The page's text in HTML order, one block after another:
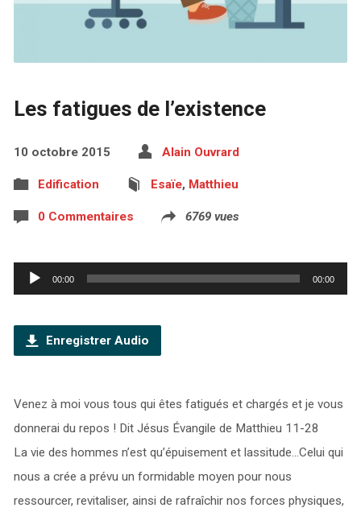
Les fatigues de l’existence
10 octobre 2015 Alain Ouvrard
Edification Esaïe, Matthieu
0 Commentaires 6769 vues
Lecteur
audio
00:00 00:00
Enregistrer Audio
Venez à moi vous tous qui êtes fatigués et chargés et je vous
donnerai du repos ! Dit Jésus Évangile de Matthieu 11-28
La vie des hommes n’est qu’épuisement et lassitude…Celui qui
nous a crée a prévu un formidable moyen pour nous
ressourcer, revitaliser, ainsi de rafraîchir nos forces physiques,